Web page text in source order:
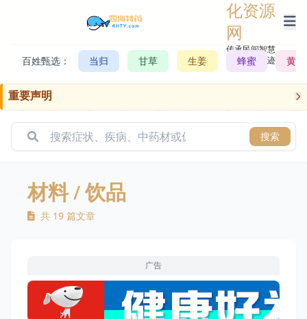
化资源
网
传承民间智慧，
记录历史轨迹
百姓甄选： 当归 甘草 生姜 蜂蜜 黄芪
重要声明
搜索
材料/ 饮品
共 19 篇文章
广告